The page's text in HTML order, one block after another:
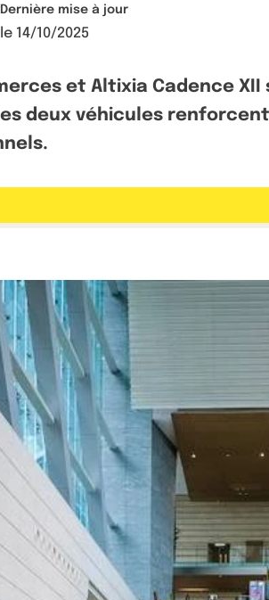
Dernière mise à jour
le 14/10/2025
et Altixia Cadence
deux véhicules